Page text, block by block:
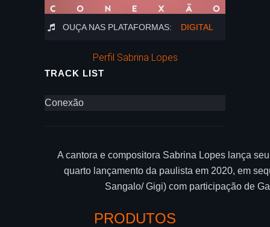
OUÇA NAS PLATAFORMAS: DIGITAL
Perfil Sabrina Lopes
TRACK LIST
Conexão
A cantora e compositora Sabrina Lopes lança
quarto lançamento da paulista em 2020, em
Sangalo/ Gigi) com participação de
PRODUTOS